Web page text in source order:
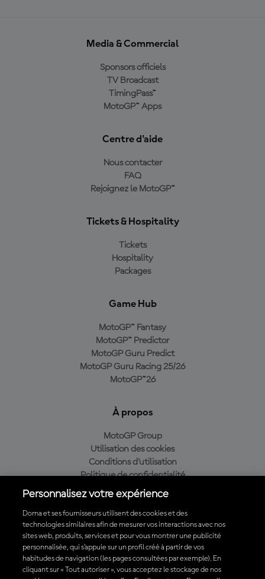
Media & Commercial
Sponsors officiels
TV Broadcast
TimingPass™
MotoGP™ Apps
Centre d'aide
Nous contacter
FAQ
Rejoignez le MotoGP™
Tickets & Hospitality
Tickets
Hospitality
Packages
Game Hub
MotoGP™ Fantasy
MotoGP™ Predictor
MotoGP Guru Predict
MotoGP Guru Racing 25/26
MotoGP™26
À propos
MotoGP Group
Utilisation des cookies
Conditions d'utilisation
Politique de confidentialité
Politique d’achat
Télécharger l'appli officielle du MotoGP™
Personnalisez votre expérience
Dorna et ses fournisseurs utilisent des cookies et des
technologies similaires afin de mesurer vos interactions avec nos
sites web, produits, services et pour vous montrer une publicité
personnalisée, qui s’appuie sur un profil créé à partir de vos
habitudes de navigation (les pages consultées par exemple). En
cliquant sur « Tout autoriser », vous acceptez le stockage de nos